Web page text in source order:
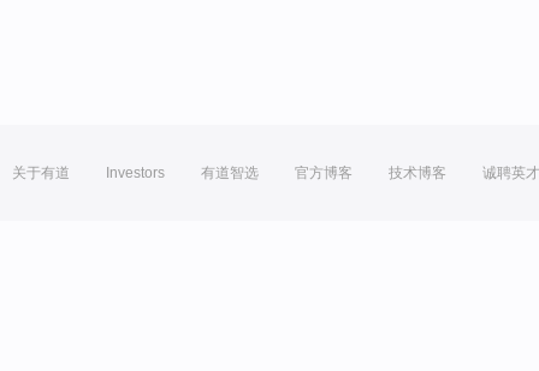
关于有道 Investors 有道智选 官方博客 技术博客 诚聘英才